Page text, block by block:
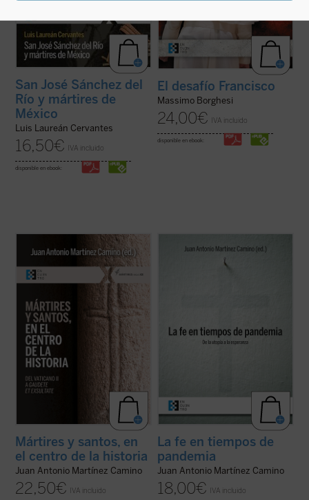
San José Sánchez del
Río y mártires de
México
Luis Laureán Cervantes
16,50€ IVA incluido
disponible en ebook:
El desafío Francisco
Massimo Borghesi
24,00€ IVA incluido
disponible en ebook:
En este libro se ensaya una historia
hagiocéntrica de la Iglesia, pautada por los
santos y sus misiones, más que por papas,
obispos y concilios. Es una historia aún por
hacer, pero exigida por la enseñanza del
(ver ficha)
Mártires y santos, en
el centro de la historia
Juan Antonio Martínez Camino
22,50€ IVA incluido
preguntas nada fáciles de resolver:
¿estaremos ante un cambio de época?
La fe en tiempos de
pandemia
Juan Antonio Martínez Camino
18,00€ IVA incluido